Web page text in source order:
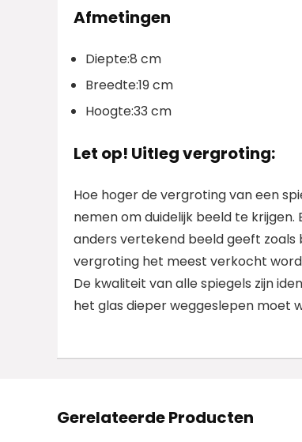
Afmetingen
Diepte:8 cm
Breedte:19 cm
Hoogte:33 cm
Let op! Uitleg vergroting:
Hoe hoger de vergroting van een
nemen om duidelijk beeld te
anders vertekend beeld geeft zoals
vergroting het meest verkocht
De kwaliteit van alle spiegels zijn
het glas dieper weggeslepen moet
Gerelateerde Producten